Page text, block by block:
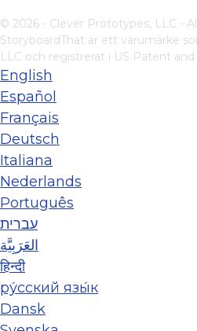
© 2026 - Clever Prototypes, LLC -
StoryboardThat är ett varumärke
LLC och registrerat i US Patent
English
Español
Français
Deutsch
Italiana
Nederlands
Português
עברית
العَرَبِيَّة
हिन्दी
ру́сский язы́к
Dansk